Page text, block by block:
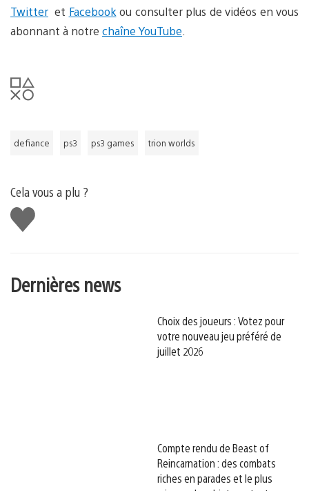
Twitter et Facebook ou consulter plus de vidéos en vous
abonnant à notre chaîne YouTube
defiance ps3 ps3 games trion worlds
Cela vous a plu ?
J'aime
Dernières news
Choix des joueurs : Votez pour
votre nouveau jeu préféré de
juillet 2026
Compte rendu de Beast of
Reincarnation : des combats
riches en parades et le plus